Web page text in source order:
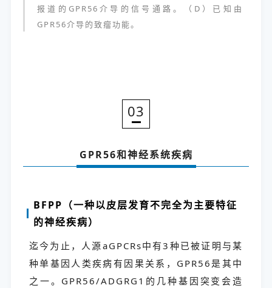
报道的GPR56介导的信号通路。（D）已知由
GPR56介导的致瘤功能。
03
GPR56和神经系统疾病
BFPP（一种以皮层发育不完全为主要特征
的神经疾病）
迄今为止，人源aGPCRs中有3种已被证明与某
种单基因人类疾病有因果关系，GPR56是其中
之一。GPR56/ADGRG1的几种基因突变会造